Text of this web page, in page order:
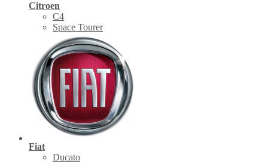
Citroen
C4
Space Tourer
Fiat
Ducato